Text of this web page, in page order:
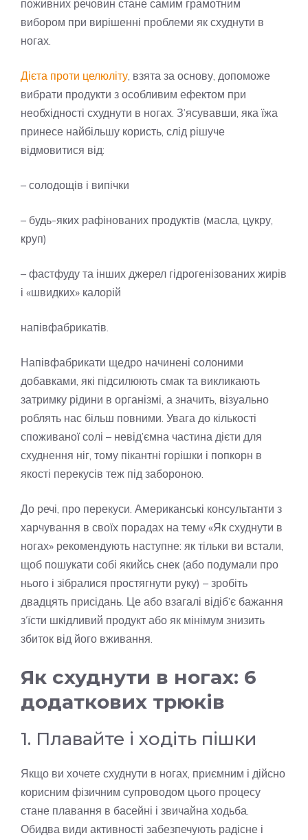
поживних речовин стане самим грамотним
вибором при вирішенні проблеми як схуднути в
ногах.
Дієта проти целюліту, взята за основу, допоможе
вибрати продукти з особливим ефектом при
необхідності схуднути в ногах. З’ясувавши, яка їжа
принесе найбільшу користь, слід рішуче
відмовитися від:
– солодощів і випічки
– будь-яких рафінованих продуктів (масла, цукру,
круп)
– фастфуду та інших джерел гідрогенізованих жирів
і «швидких» калорій
напівфабрикатів.
Напівфабрикати щедро начинені солоними
добавками, які підсилюють смак та викликають
затримку рідини в організмі, а значить, візуально
роблять нас більш повними. Увага до кількості
споживаної солі – невід’ємна частина дієти для
схуднення ніг, тому пікантні горішки і попкорн в
якості перекусів теж під забороною.
До речі, про перекуси. Американські консультанти з
харчування в своїх порадах на тему «Як схуднути в
ногах» рекомендують наступне: як тільки ви встали,
щоб пошукати собі якийсь снек (або подумали про
нього і зібралися простягнути руку) – зробіть
двадцять присідань. Це або взагалі відіб’є бажання
з’їсти шкідливий продукт або як мінімум знизить
збиток від його вживання.
Як схуднути в ногах: 6
додаткових трюків
1. Плавайте і ходіть пішки
Якщо ви хочете схуднути в ногах, приємним і дійсно
корисним фізичним супроводом цього процесу
стане плавання в басейні і звичайна ходьба.
Обидва види активності забезпечують радісне і